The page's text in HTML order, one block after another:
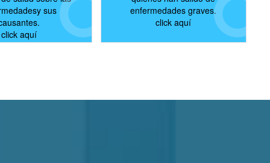
sus
click aquí
enfermedades graves.
click aquí